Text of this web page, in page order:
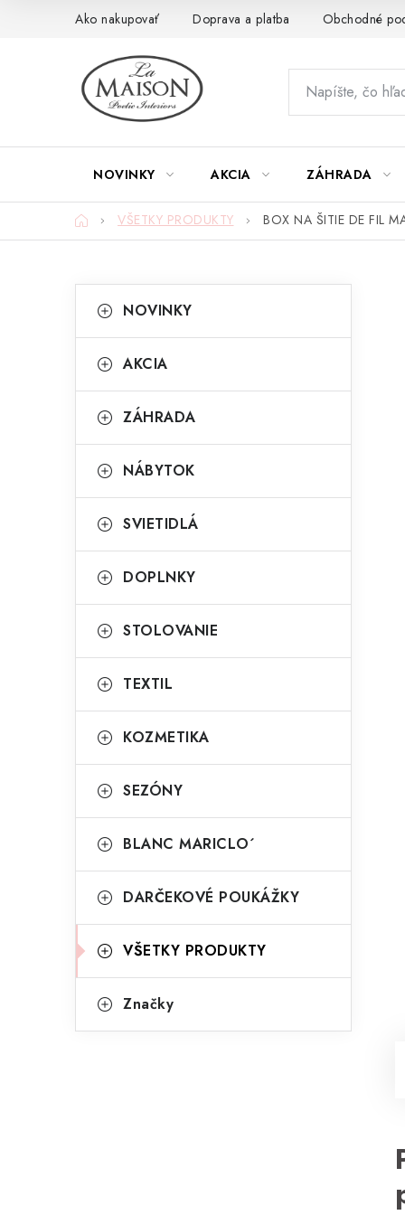
Ako nakupovať Doprava a platba Obchodné
NOVINKY AKCIA ZÁHRADA
DomovVŠETKY PRODUKTY BOX NA ŠITIE DE FIL
o
n
ý
a
n
l
kategórie
a
e
ó
i
NOVINKY
AKCIA
ZÁHRADA
NÁBYTOK
SVIETIDLÁ
DOPLNKY
STOLOVANIE
TEXTIL
KOZMETIKA
SEZÓNY
BLANC MARICLO´
DARČEKOVÉ POUKÁŽKY
VŠETKY PRODUKTY
Značky